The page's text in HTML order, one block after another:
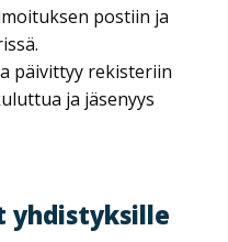
postiin ja
päivittyy rekisteriin
ja jäsenyys
yhdistyksille